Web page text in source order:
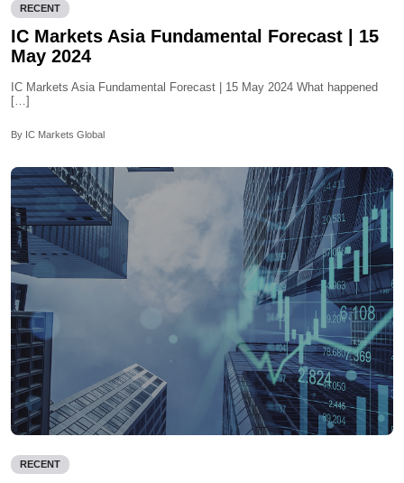
RECENT
IC Markets Asia Fundamental Forecast | 15
May 2024
IC Markets Asia Fundamental Forecast | 15 May 2024 What happened
[…]
By IC Markets Global
RECENT